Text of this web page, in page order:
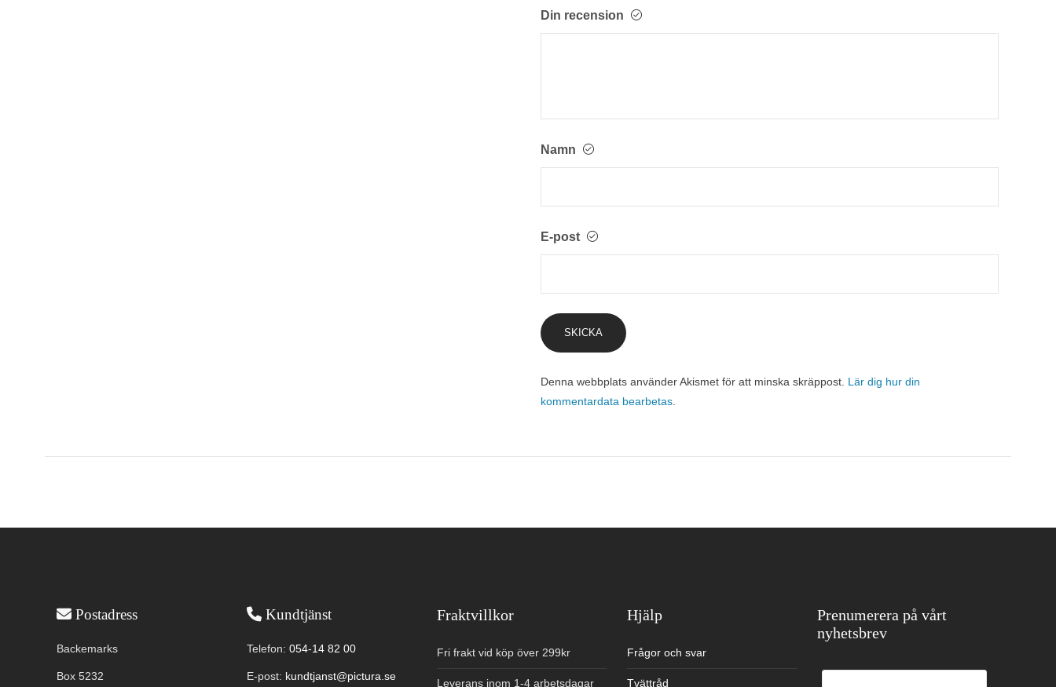
Din recension
Namn
E-post
Denna webbplats använder Akismet för att minska skräppost. Lär dig hur din
kommentardata bearbetas.
Användbar information
Postadress
Backemarks
Box 5232
Kundtjänst
Telefon: 054-14 82 00
E-post: kundtjanst@pictura.se
Fraktvillkor
Fri frakt vid köp över 299kr
Leverans inom 1-4 arbetsdagar
Hjälp
Frågor och svar
Tvättråd
Prenumerera på vårt
nyhetsbrev